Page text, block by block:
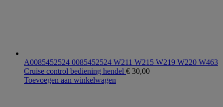
A0085452524 0085452524 W211 W215 W219 W220 W463
Cruise control bediening hendel € 30,00
Toevoegen aan winkelwagen